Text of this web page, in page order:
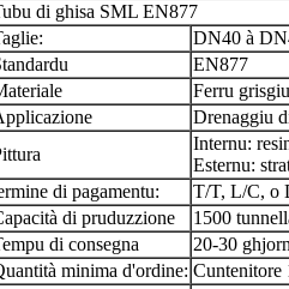
di ghisa SML EN877
DN40 à
EN877
Ferru grisgiu
Drenaggiu
Internu:
Esternu:
di pagamentu:
T/T, L/C, o
di pruduzzione
1500
di consegna
20-30
minima d'ordine: Cuntenitore